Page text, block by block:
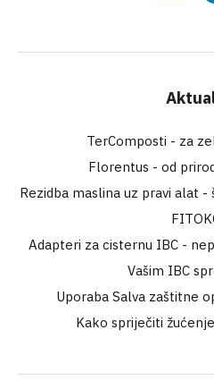
TerComposti - za
Florentus - od
Rezidba maslina uz pravi alat
Adapteri za cisternu IBC -
Vašim IBC
Uporaba Salva zaštitne
Kako spriječiti